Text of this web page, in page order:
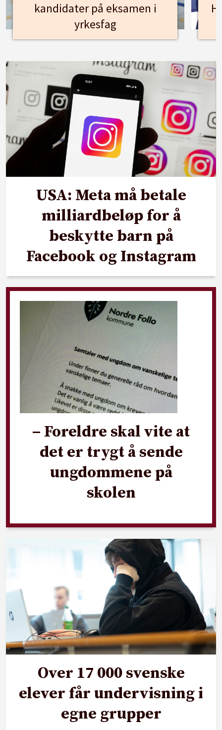
kandidater på eksamen i
yrkesfag
USA: Meta må betale
milliardbeløp for å
beskytte barn på
Facebook og Instagram
– Foreldre skal vite at
det er trygt å sende
ungdommene på
skolen
Over 17 000 svenske
elever får undervisning i
egne grupper